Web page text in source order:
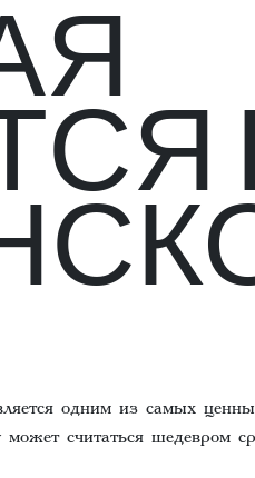
одним из самых
считаться шедевром